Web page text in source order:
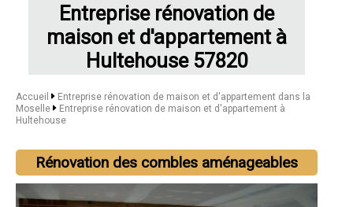
Entreprise rénovation de
maison et d'appartement à
Hultehouse 57820
Accueil
Entreprise rénovation de maison et d'appartement dans la
Moselle
Entreprise rénovation de maison et d'appartement à
Hultehouse
Rénovation des combles aménageables